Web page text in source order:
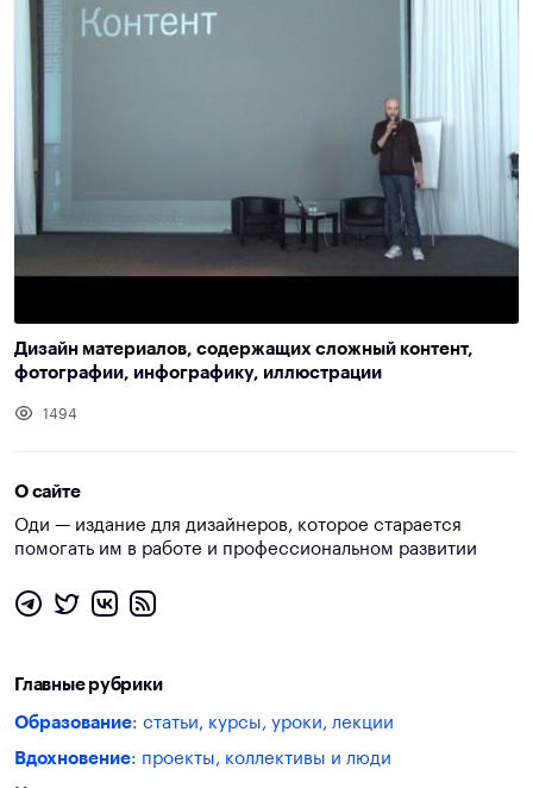
Дизайн материалов, содержащих сложный контент,
фотографии, инфографику, иллюстрации
1494
О сайте
Оди — издание для дизайнеров, которое старается
помогать им в работе и профессиональном развитии
Главные рубрики
Образование: статьи, курсы, уроки, лекции
Вдохновение: проекты, коллективы и люди